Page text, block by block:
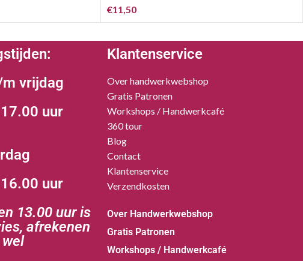
€11,50
vrijdag
uur
uur
13.00 uur is
afrekenen
Klantenservice
Over handwerkwebshop
Gratis Patronen
Workshops / Handwerkcafé
360 tour
Blog
Contact
Klantenservice
Verzendkosten
Over Handwerkwebshop
Gratis Patronen
Workshops / Handwerkcafé